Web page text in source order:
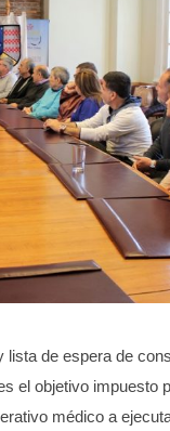
de espera de
el objetivo impuesto
médico a